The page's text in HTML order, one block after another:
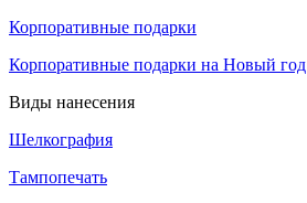
Корпоративные подарки
Корпоративные подарки на Новый год
Виды нанесения
Шелкография
Тампопечать